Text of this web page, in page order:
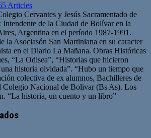
Articles
Cervantes y Jesús Sacramentado de
de la Ciudad de Bolívar en la
Argentina en el período 1987-1991.
la Asociasón San Martiniana en su caracter
en el Diario La Mañana. Obras Históricas
“La Odisea”, “Historias que hicieron
una historia olvidada”. “Hubo un tiempo que
colectiva de ex alumnos, Bachilleres de
Colegio Nacional de Bolivar (Bs As). Los
“La historia, un cuento y un libro”